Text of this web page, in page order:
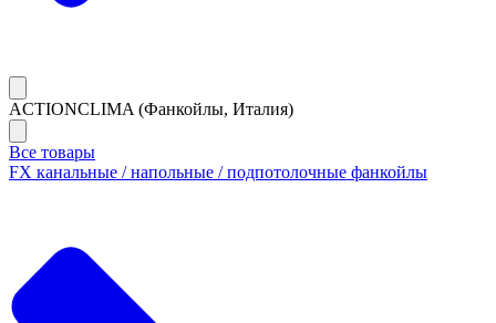
ACTIONCLIMA (Фанкойлы, Италия)
Все товары
FX канальные / напольные / подпотолочные фанкойлы